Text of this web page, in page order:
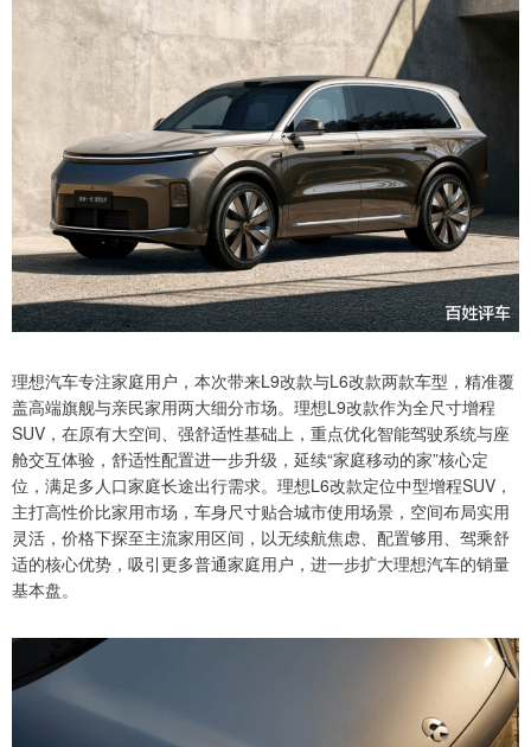
理想汽车专注家庭用户，本次带来L9改款与L6改款两款车型，精准覆
盖高端旗舰与亲民家用两大细分市场。理想L9改款作为全尺寸增程
SUV，在原有大空间、强舒适性基础上，重点优化智能驾驶系统与座
舱交互体验，舒适性配置进一步升级，延续“家庭移动的家”核心定
位，满足多人口家庭长途出行需求。理想L6改款定位中型增程SUV，
主打高性价比家用市场，车身尺寸贴合城市使用场景，空间布局实用
灵活，价格下探至主流家用区间，以无续航焦虑、配置够用、驾乘舒
适的核心优势，吸引更多普通家庭用户，进一步扩大理想汽车的销量
基本盘。